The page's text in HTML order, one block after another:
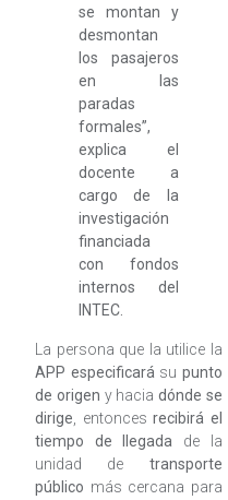
se montan y
desmontan
los pasajeros
en las
paradas
formales”,
explica el
docente a
cargo de la
investigación
financiada
con fondos
internos del
INTEC.
La persona que la utilice la
APP especificará su punto
de origen y haciadónde se
dirige , entoncesrecibirá el
tiempo de llegada de la
unidad de transporte
público más cercana para